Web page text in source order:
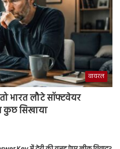
वायरल
भारत लौटे सॉफ्टवेयर
कुछ सिखाया